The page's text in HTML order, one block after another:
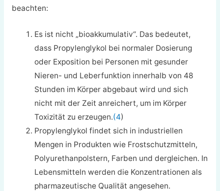
beachten:
Es ist nicht „bioakkumulativ“. Das bedeutet,
dass Propylenglykol bei normaler Dosierung
oder Exposition bei Personen mit gesunder
Nieren- und Leberfunktion innerhalb von 48
Stunden im Körper abgebaut wird und sich
nicht mit der Zeit anreichert, um im Körper
Toxizität zu erzeugen.(4)
Propylenglykol findet sich in industriellen
Mengen in Produkten wie Frostschutzmitteln,
Polyurethanpolstern, Farben und dergleichen. In
Lebensmitteln werden die Konzentrationen als
pharmazeutische Qualität angesehen.